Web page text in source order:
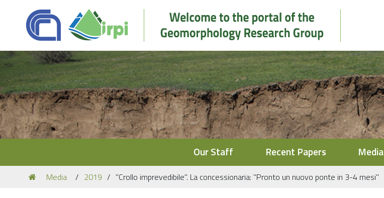
Our Staff Recent Papers Media
You
are
Media 2019 "Crollo imprevedibile". La concessionaria: "Pronto un nuovo ponte in 3-4 mesi"